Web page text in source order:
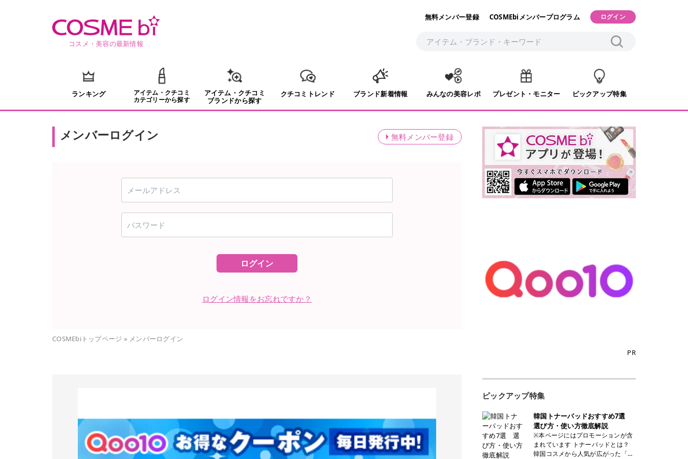
コスメ・美容の最新情報
無料メンバー登録 COSMEbiメンバープログラム ログイン
ランキング
アイテム・クチコミ
カテゴリーから探す
アイテム・クチコミ
ブランドから探す
クチコミトレンド ブランド新着情報 みんなの美容レポ プレゼント・モニター ピックアップ特集
メンバーログイン 無料メンバー登録
ログイン
ログイン情報をお忘れですか？
COSMEbiトップページ » メンバーログイン
PR
ピックアップ特集
韓国トナーパッドおすすめ7選
選び方・使い方徹底解説
※本ページにはプロモーションが含
まれています トナーパッドとは？
韓国コスメから人気が広がった「ト